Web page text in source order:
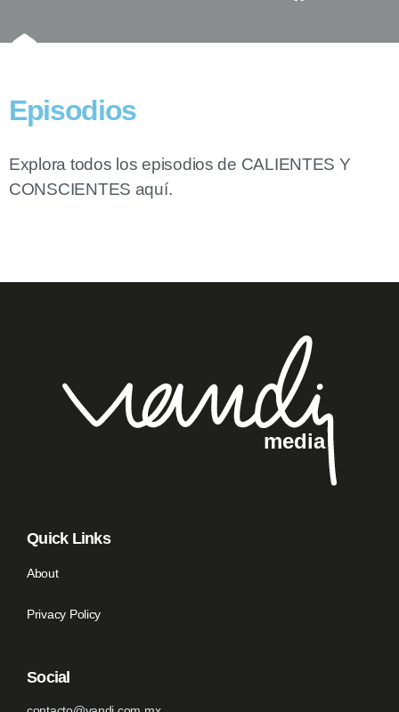
Episodios
Explora todos los episodios de CALIENTES Y
CONSCIENTES aquí.
Quick Links
About
Privacy Policy
Social